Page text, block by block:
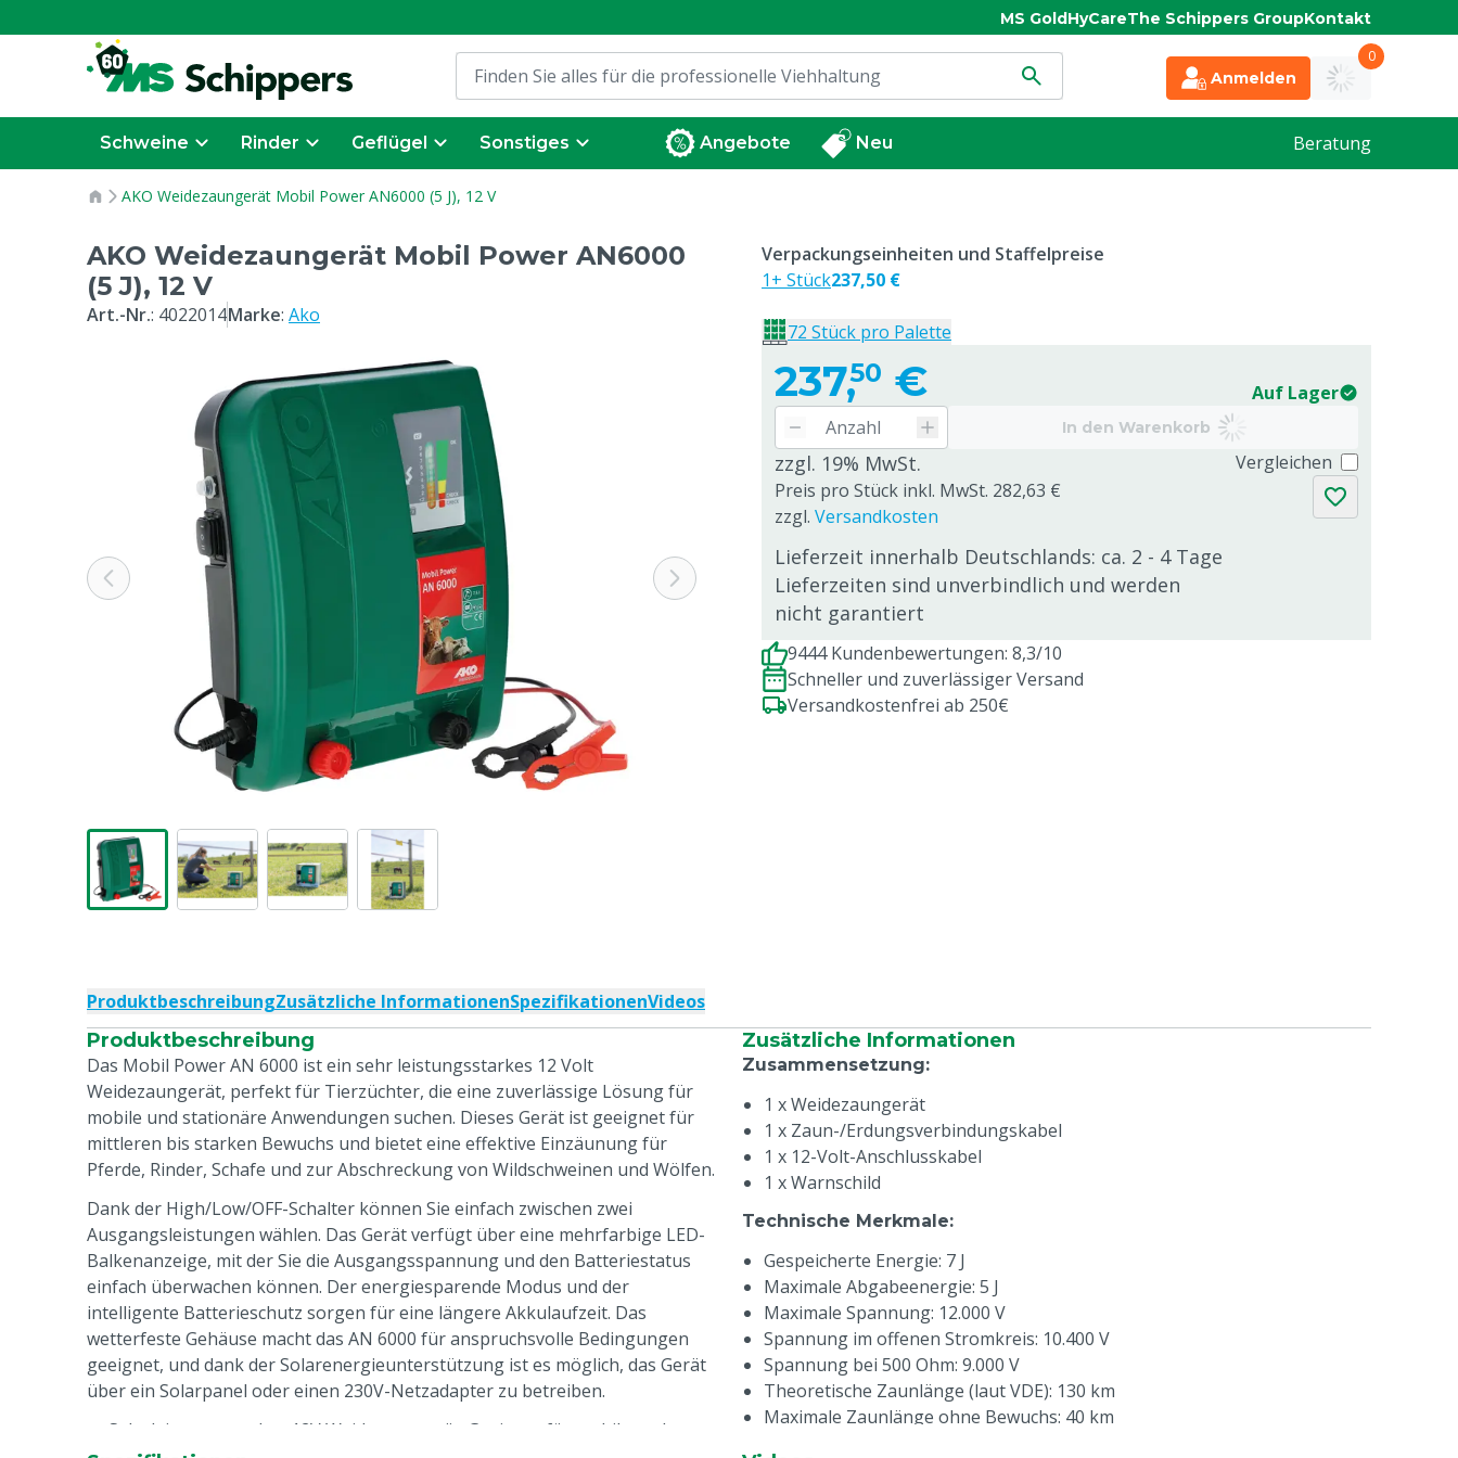
MS GoldHyCareThe Schippers GroupKontakt
Anmelden
0
Schweine Rinder Geflügel Sonstiges Angebote Neu Beratung
AKO Weidezaungerät Mobil Power AN6000 (5 J), 12 V
AKO Weidezaungerät Mobil Power AN6000
(5 J), 12 V
Art.-Nr.: 4022014Marke: Ako
237,50 € Auf Lager
In den Warenkorb
zzgl. 19% MwSt.
Preis pro Stück inkl. MwSt. 282,63 €
zzgl. Versandkosten
Lieferzeit innerhalb Deutschlands: ca. 2 - 4 Tage
Lieferzeiten sind unverbindlich und werden
nicht garantiert
Vergleichen
Verpackungseinheiten und Staffelpreise
1+ Stück237,50 €
72 Stück pro Palette
9444 Kundenbewertungen: 8,3/10
Schneller und zuverlässiger Versand
Versandkostenfrei ab 250€
ProduktbeschreibungZusätzliche InformationenSpezifikationenVideos
Produktbeschreibung
Das Mobil Power AN 6000 ist ein sehr leistungsstarkes 12 Volt
Weidezaungerät, perfekt für Tierzüchter, die eine zuverlässige Lösung für
mobile und stationäre Anwendungen suchen. Dieses Gerät ist geeignet für
mittleren bis starken Bewuchs und bietet eine effektive Einzäunung für
Pferde, Rinder, Schafe und zur Abschreckung von Wildschweinen und Wölfen.
Dank der High/Low/OFF-Schalter können Sie einfach zwischen zwei
Ausgangsleistungen wählen. Das Gerät verfügt über eine mehrfarbige LED-
Balkenanzeige, mit der Sie die Ausgangsspannung und den Batteriestatus
einfach überwachen können. Der energiesparende Modus und der
intelligente Batterieschutz sorgen für eine längere Akkulaufzeit. Das
wetterfeste Gehäuse macht das AN 6000 für anspruchsvolle Bedingungen
geeignet, und dank der Solarenergieunterstützung ist es möglich, das Gerät
über ein Solarpanel oder einen 230V-Netzadapter zu betreiben.
Sehr leistungsstarkes 12V Weidezaungerät: Geeignet für mobile und
Zusätzliche Informationen
Zusammensetzung:
1 x Weidezaungerät
1 x Zaun-/Erdungsverbindungskabel
1 x 12-Volt-Anschlusskabel
1 x Warnschild
Technische Merkmale:
Gespeicherte Energie: 7 J
Maximale Abgabeenergie: 5 J
Maximale Spannung: 12.000 V
Spannung im offenen Stromkreis: 10.400 V
Spannung bei 500 Ohm: 9.000 V
Theoretische Zaunlänge (laut VDE): 130 km
Maximale Zaunlänge ohne Bewuchs: 40 km